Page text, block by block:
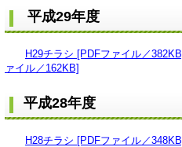
平成29年度
H29チラシ [PDFファイル／
ァイル／162KB]
平成28年度
H28チラシ [PDFファイル／